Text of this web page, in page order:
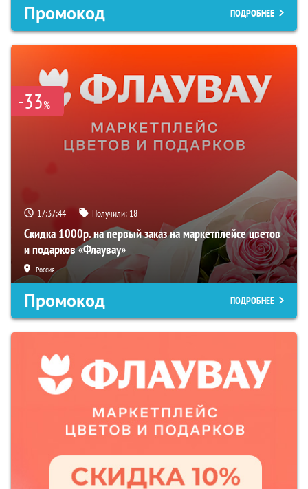
Промокод ПОДРОБНЕЕ
-33%
17:37:43 Получили: 18
Скидка 1000р. на первый заказ на маркетплейсе цветов
и подарков «Флаувау»
Россия
Промокод ПОДРОБНЕЕ